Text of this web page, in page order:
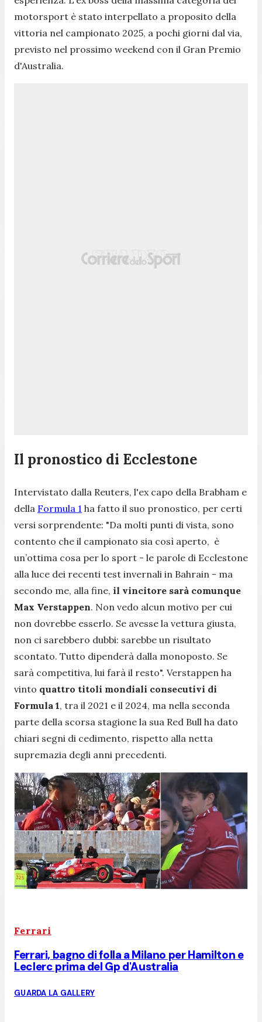
motorsport è stato interpellato a proposito della
vittoria nel campionato 2025, a pochi giorni dal via,
previsto nel prossimo weekend con il Gran Premio
d'Australia.
Il pronostico di Ecclestone
Intervistato dalla Reuters, l'ex capo della Brabham e
della Formula 1 ha fatto il suo pronostico, per certi
versi sorprendente: "Da molti punti di vista, sono
contento che il campionato sia così aperto, è
un’ottima cosa per lo sport - le parole di Ecclestone
alla luce dei recenti test invernali in Bahrain - ma
secondo me, alla fine, il vincitore sarà comunque
Max Verstappen. Non vedo alcun motivo per cui
non dovrebbe esserlo. Se avesse la vettura giusta,
non ci sarebbero dubbi: sarebbe un risultato
scontato. Tutto dipenderà dalla monoposto. Se
sarà competitiva, lui farà il resto". Verstappen ha
vinto quattro titoli mondiali consecutivi di
Formula 1, tra il 2021 e il 2024, ma nella seconda
parte della scorsa stagione la sua Red Bull ha dato
chiari segni di cedimento, rispetto alla netta
supremazia degli anni precedenti.
Ferrari
Ferrari, bagno di folla a Milano per Hamilton e
Leclerc prima del Gp d'Australia
GUARDA LA GALLERY